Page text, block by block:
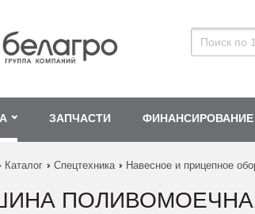
ЗАПЧАСТИ ФИНАНСИРОВАНИЕ
Каталог Спецтехника Навесное и прицепное